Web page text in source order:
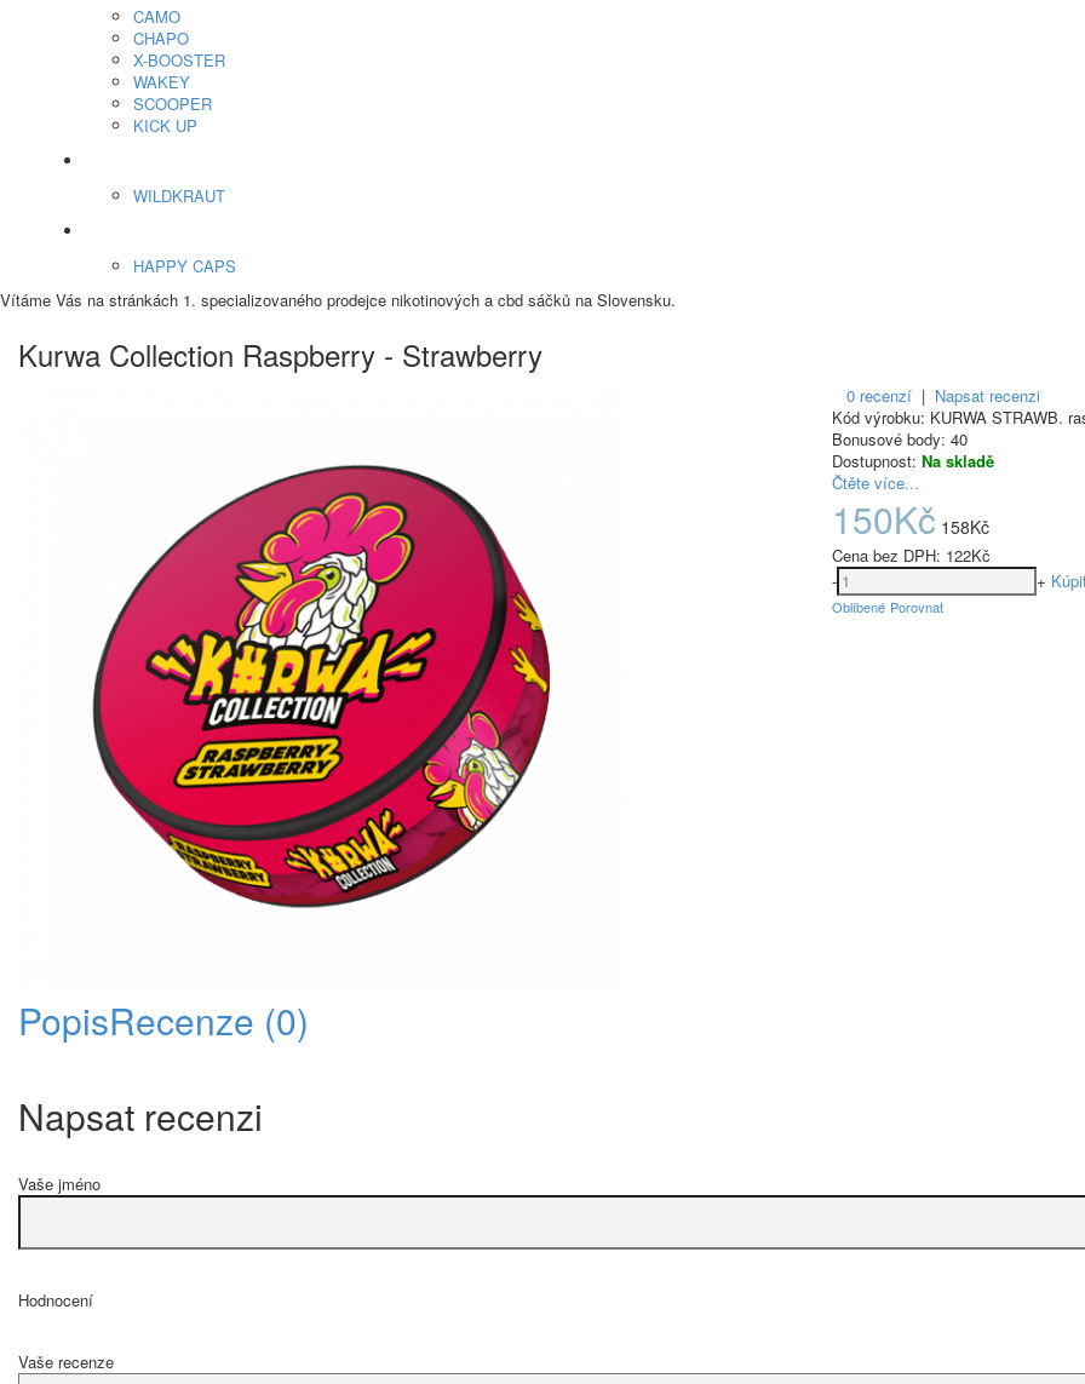
CAMO
CHAPO
X-BOOSTER
WAKEY
SCOOPER
KICK UP
WILDKRAUT
HAPPY CAPS
Vítáme Vás na stránkách 1. specializovaného prodejce nikotinových a cbd sáčků na Slovensku.
Kurwa Collection Raspberry - Strawberry
0 recenzí | Napsat recenzi
Kód výrobku: KURWA STRAWB.
Bonusové body: 40
Dostupnost: Na skladě
Čtěte více...
150Kč 158Kč
Cena bez DPH: 122Kč
-
+
Oblíbené Porovnat
PopisRecenze (0)
Napsat recenzi
Vaše jméno
Hodnocení
Vaše recenze